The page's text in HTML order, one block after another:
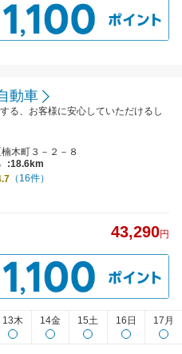
動車
る、お客様に安心していただけるし
木町３－２－８
:18.6km
（16件）
43,290円
13木 14金 15土 16日 17月